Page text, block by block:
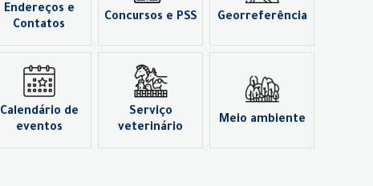
Endereços e
Contatos
Concursos e PSS Georreferência
Calendário de
eventos
Serviço
veterinário
Meio ambiente